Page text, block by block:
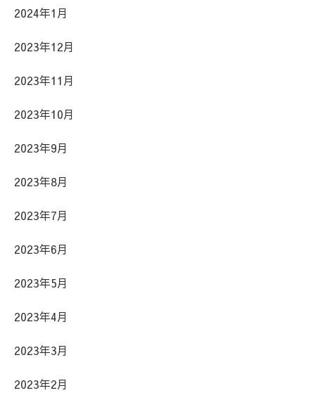
2024年1月
2023年12月
2023年11月
2023年10月
2023年9月
2023年8月
2023年7月
2023年6月
2023年5月
2023年4月
2023年3月
2023年2月